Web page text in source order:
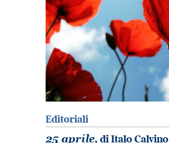
Editoriali
25 aprile, di Italo Calvino